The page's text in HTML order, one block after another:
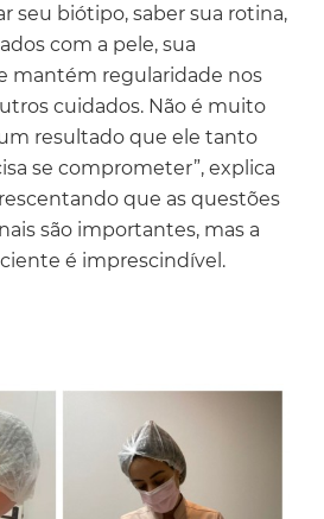
seu biótipo, saber sua rotina,
com a pele, sua
mantém regularidade nos
cuidados. Não é muito
resultado que ele tanto
se comprometer”, explica
que as questões
são importantes, mas a
é imprescindível.